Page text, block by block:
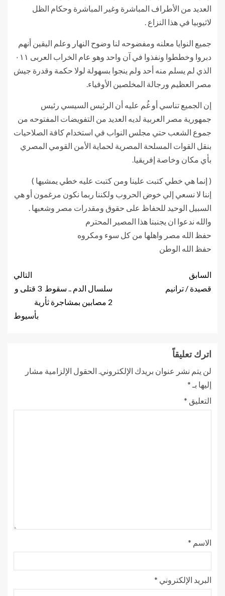
العديد من الأطراف المباشرة وغير المباشرة وحكام الظل
لاثيوبيا في هذا النزاع .
جميع النوايا معلنه ومفضوحه لنا وضوح النهار وعلم اليقين أنهم
دبروا وخططوا ونفذوا في آن واحد وهو عام الخراب العربى ٠١١
الذي لم يسلم منه أحد ولم ينجوا بسهولة لولا حكمة وقدرة جيش
مصر العظيم ورجالة المخلصين الأوفياء.
إن الجميع تناسي أو غُم عليه أن الرئيس السيسي رئيس
جمهورية مصر العربية لديه العديد من التفويضات المفتوحه من
جموع الشعب حتي مجلس النواب في استخدام كافة الصلاحيات
بنقل القوات المسلحة المصرية لحماية الأمن القومي المصري
بأي مكان وخاصة إفريقيا.
( إنما هي خطي كتبت علينا ومن كتبت عليه خطي يمشيها )
إننا لا نسعي إلي خوض الحروب ولكننا ربما نكون مرغمون أو هي
السبيل الوحيد للحفاظ على حقوق ومقدرات مصر وشعبها .
والله ندعوا ان يجنبنا هذا المصير المحترم
حفظ الله مصر واهلها من كل سوء ومكروه
حفظ الله الوطن
السابق
قصيدة / ترانيم
التالي
سلسال الدم .. سقوط 3 قتلى و
2 مصابين بمشاجرة ثأرية
بأسيوط
اترك تعليقاً
لن يتم نشر عنوان بريدك الإلكتروني. الحقول الإلزامية مشار
إليها بـ *
التعليق *
الاسم *
البريد الإلكتروني *